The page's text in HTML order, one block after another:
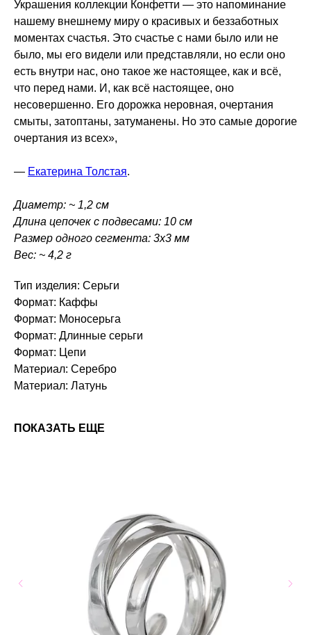
Украшения коллекции Конфетти — это напоминание
нашему внешнему миру о красивых и беззаботных
моментах счастья. Это счастье с нами было или не
было, мы его видели или представляли, но если оно
есть внутри нас, оно такое же настоящее, как и всё,
что перед нами. И, как всё настоящее, оно
несовершенно. Его дорожка неровная, очертания
смыты, затоптаны, затуманены. Но это самые дорогие
очертания из всех»,
— Екатерина Толстая.
Диаметр: ~ 1,2 см
Длина цепочек с подвесами: 10 см
Размер одного сегмента: 3х3 мм
Вес: ~ 4,2 г
Тип изделия: Серьги
Формат: Каффы
Формат: Моносерьга
Формат: Длинные серьги
Формат: Цепи
Материал: Серебро
Материал: Латунь
ПОКАЗАТЬ ЕЩЕ